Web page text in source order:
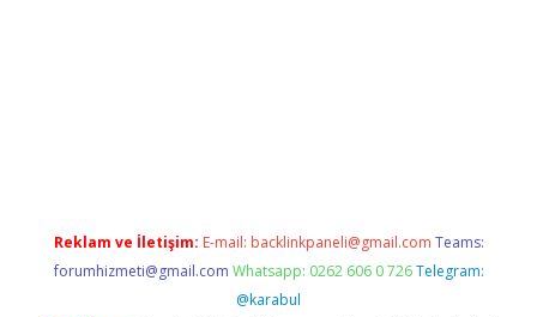
Reklam ve İletişim: E-mail: backlinkpaneli@gmail.com Teams:
forumhizmeti@gmail.com Whatsapp: 0262 606 0 726 Telegram:
@karabul